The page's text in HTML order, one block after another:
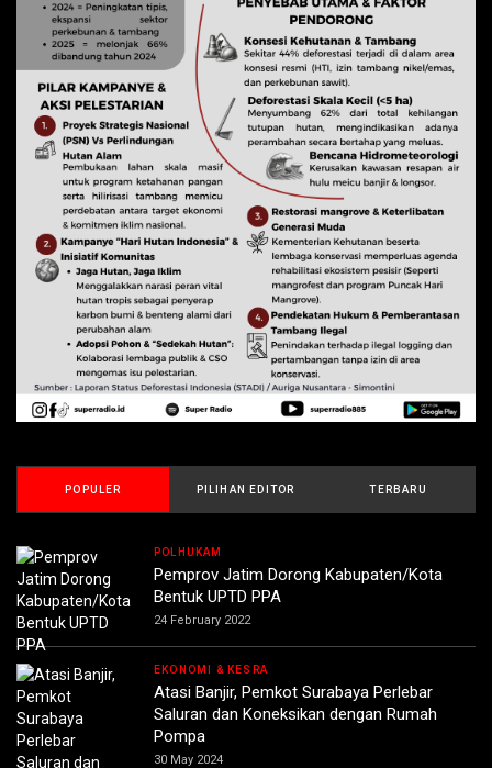
POPULER PILIHAN EDITOR TERBARU
POLHUKAM
Pemprov Jatim Dorong Kabupaten/Kota
Bentuk UPTD PPA
24 February 2022
EKONOMI & KESRA
Atasi Banjir, Pemkot Surabaya Perlebar
Saluran dan Koneksikan dengan Rumah
Pompa
30 May 2024